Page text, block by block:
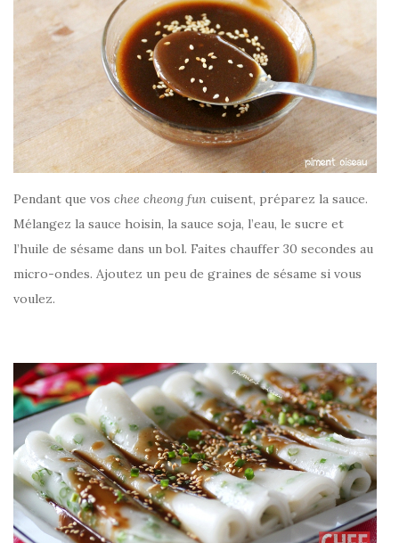
Pendant que vos chee cheong fun cuisent, préparez la sauce.
Mélangez la sauce hoisin, la sauce soja, l’eau, le sucre et
l’huile de sésame dans un bol. Faites chauffer 30 secondes au
micro-ondes. Ajoutez un peu de graines de sésame si vous
voulez.